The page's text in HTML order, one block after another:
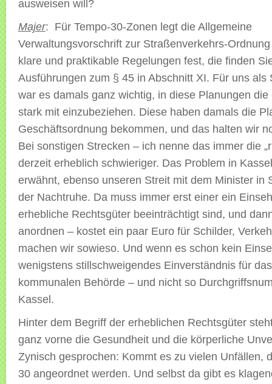
ausweisen will?
Majer: Für Tempo-30-Zonen legt die Allgemeine
Verwaltungsvorschrift zur Straßenverkehrs-
klare und praktikable Regelungen fest, die finden
Ausführungen zum § 45 in Abschnitt XI. Für uns als
war es damals ganz wichtig, in diese Planungen
stark mit einzubeziehen. Diese haben damals die
Geschäftsordnung bekommen, und das halten wir
Bei sonstigen Strecken – ich nenne das immer die
derzeit erheblich schwieriger. Das Problem in
erwähnt, ebenso unseren Streit mit dem Minister in
der Nachtruhe. Da muss immer erst einer ein
erhebliche Rechtsgüter beeinträchtigt sind, und
anordnen – kostet ein paar Euro für Schilder,
machen wir sowieso. Und wenn es schon kein
wenigstens stillschweigendes Einverständnis für
kommunalen Behörde – und nicht so
Kassel.
Hinter dem Begriff der erheblichen Rechtsgüter
ganz vorne die Gesundheit und die körperliche
Zynisch gesprochen: Kommt es zu vielen Unfällen,
30 angeordnet werden. Und selbst da gibt es